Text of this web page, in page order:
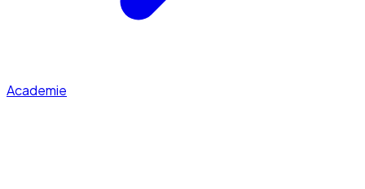
Academie